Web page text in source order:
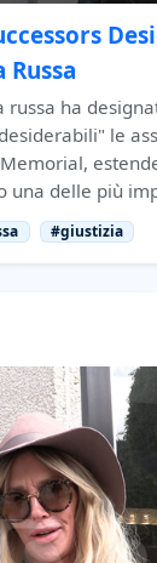
russa ha
le
una delle più
#giustizia